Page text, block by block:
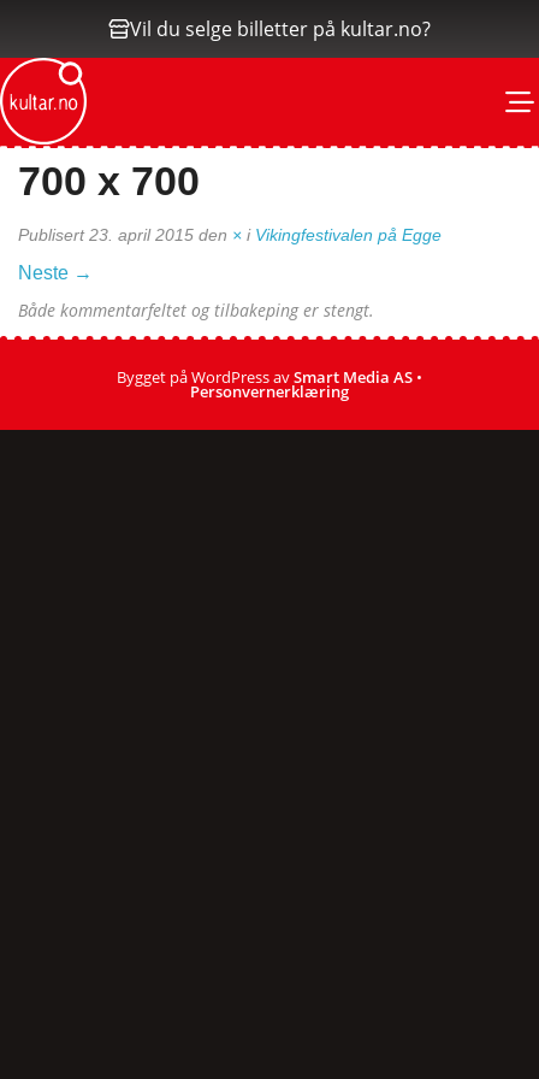
Vil du selge billetter på kultar.no?
700 x 700
Publisert23. april 2015 den × i Vikingfestivalen på Egge
Neste →
Både kommentarfeltet og tilbakeping er stengt.
Bygget på WordPress avSmart Media AS •
Personvernerklæring